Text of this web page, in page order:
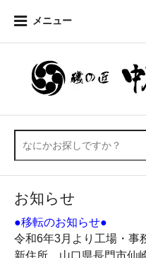
メニュー
お知らせ
●移転のお知らせ●
令和6年3月より工場・事
新住所 山口県長門市仙